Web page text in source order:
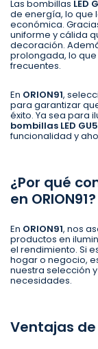
Las bombillas LED
de energía, lo que
económica.
uniforme y cálida
decoración.
prolongada, lo
frecuentes.
En ORION91,
para garantizar
éxito. Ya sea para
bombillas LED
funcionalidad y
¿Por qué
en ORION91?
En ORION91, nos
productos en
el rendimiento. Si
hogar o negocio,
nuestra selección
necesidades.
Ventajas de